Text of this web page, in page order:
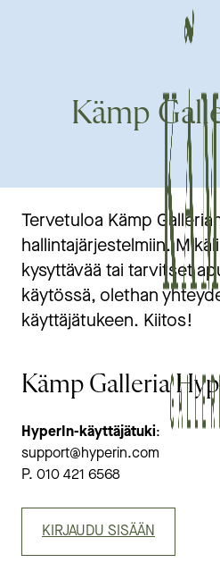
Kämp
Tervetuloa Kämp
hallintajärjestelmiin.
kysyttävää tai tarvitset
käytössä, olethan
käyttäjätukeen. Kiitos!
Kämp Galleria
HyperIn-käyttäjätuki:
support@hyperin.com
P. 010 421 6568
KIRJAUDU SISÄÄN